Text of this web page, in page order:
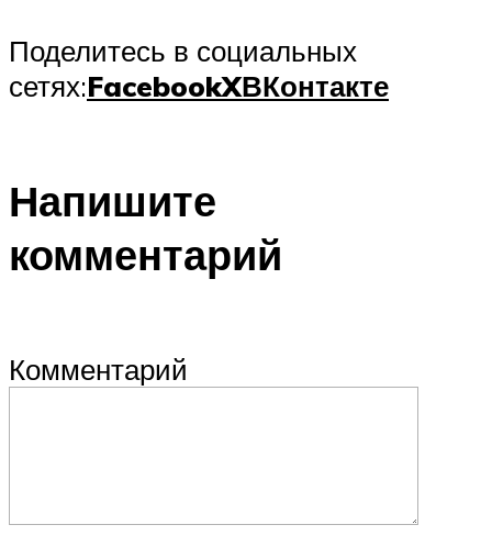
Поделитесь в социальных
сетях:FacebookXВКонтакте
Напишите
комментарий
Комментарий